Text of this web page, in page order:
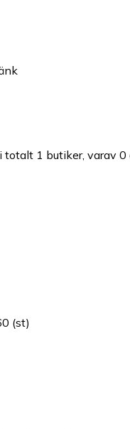
1 butiker, varav
(st)